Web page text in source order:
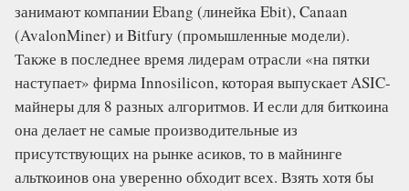
занимают компании Ebang (линейка Ebit), Canaan
(AvalonMiner) и Bitfury (промышленные модели).
Также в последнее время лидерам отрасли «на пятки
наступает» фирма Innosilicon, которая выпускает ASIC-
майнеры для 8 разных алгоритмов. И если для биткоина
она делает не самые производительные из
присутствующих на рынке асиков, то в майнинге
альткоинов она уверенно обходит всех. Взять хотя бы